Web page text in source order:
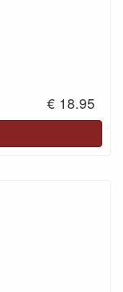
€ 18.95